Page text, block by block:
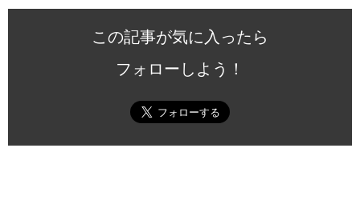
この記事が気に入ったら
フォローしよう！